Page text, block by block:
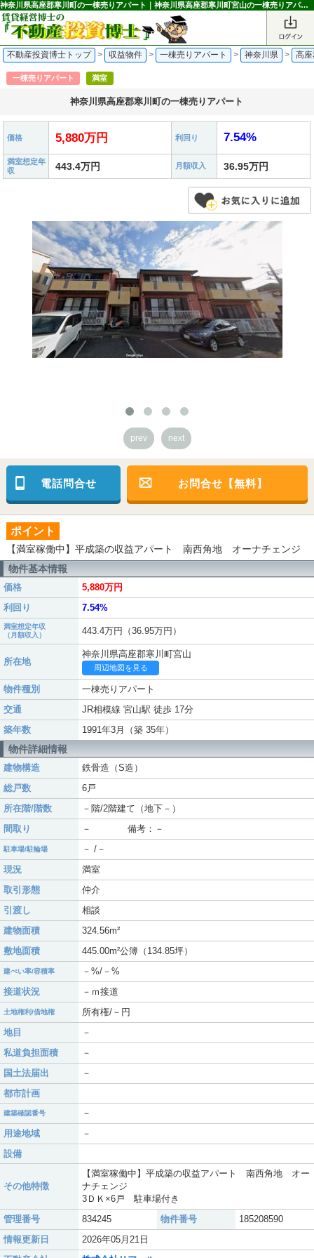
神奈川県高座郡寒川町の一棟売りアパート｜神奈川県高座郡寒川町宮山の一棟売りアパート 5,880万円 宮山駅｜不動産投資博士
不動産投資博士トップ > 収益物件 > 一棟売りアパート > 神奈川県 > 高
一棟売りアパート 満室
神奈川県高座郡寒川町の一棟売りアパート
価格 5,880万円 利回り 7.54%
満室想定年
収
443.4万円 月額収入 36.95万円
prev next
電話問合せ お問合せ【無料】
ポイント
【満室稼働中】平成築の収益アパート 南西角地 オーナチェンジ
物件基本情報
価格
5,880万円
利回り
7.54%
満室想定年収
（月額収入）
443.4万円（36.95万円）
所在地
神奈川県高座郡寒川町宮山
周辺地図を見る
物件種別
一棟売りアパート
交通
JR相模線 宮山駅 徒歩 17分
築年数
1991年3月（築 35年）
物件詳細情報
建物構造
鉄骨造（S造）
総戸数
6戸
所在階/階数
－階/2階建て（地下－）
間取り
－ 備考：－
駐車場/駐輪場
－ /－
現況
満室
取引形態
仲介
引渡し
相談
建物面積
324.56m²
敷地面積
445.00m²公簿（134.85坪）
建ぺい率/容積率
－%/－%
接道状況
－ｍ接道
土地権利/借地権
所有権/－円
地目
－
私道負担面積
－
国土法届出
－
都市計画
建築確認番号
－
用途地域
－
設備
その他特徴
【満室稼働中】平成築の収益アパート 南西角地 オー
ナチェンジ
3ＤＫ×6戸 駐車場付き
管理番号
834245 物件番号
185208590
情報更新日
2026年05月21日